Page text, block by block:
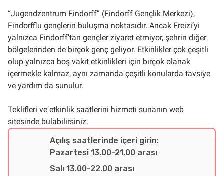
“Jugendzentrum Findorff” (Findorff Gençlik Merkezi),
Findorfflu gençlerin buluşma noktasıdır. Ancak Freizi’yi
yalnızca Findorff’tan gençler ziyaret etmiyor, şehrin diğer
bölgelerinden de birçok genç geliyor. Etkinlikler çok çeşitli
olup yalnızca boş vakit etkinlikleri için birçok olanak
içermekle kalmaz, aynı zamanda çeşitli konularda tavsiye
ve yardım da sunulur.
Teklifleri ve etkinlik saatlerini hizmeti sunanın web
sitesinde bulabilirsiniz.
Açılış saatlerinde içeri girin:
Pazartesi 13.00-21.00 arası
Salı 13.00-22.00 arası